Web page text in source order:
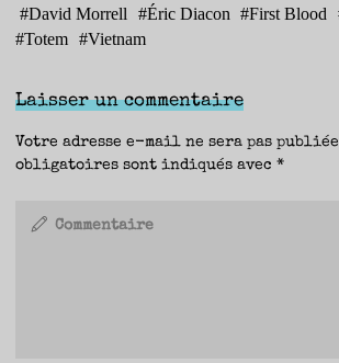
#David Morrell #Éric Diacon #First Blood
#Totem #Vietnam
Laisser un commentaire
Votre adresse e-mail ne sera pas
obligatoires sont indiqués avec*